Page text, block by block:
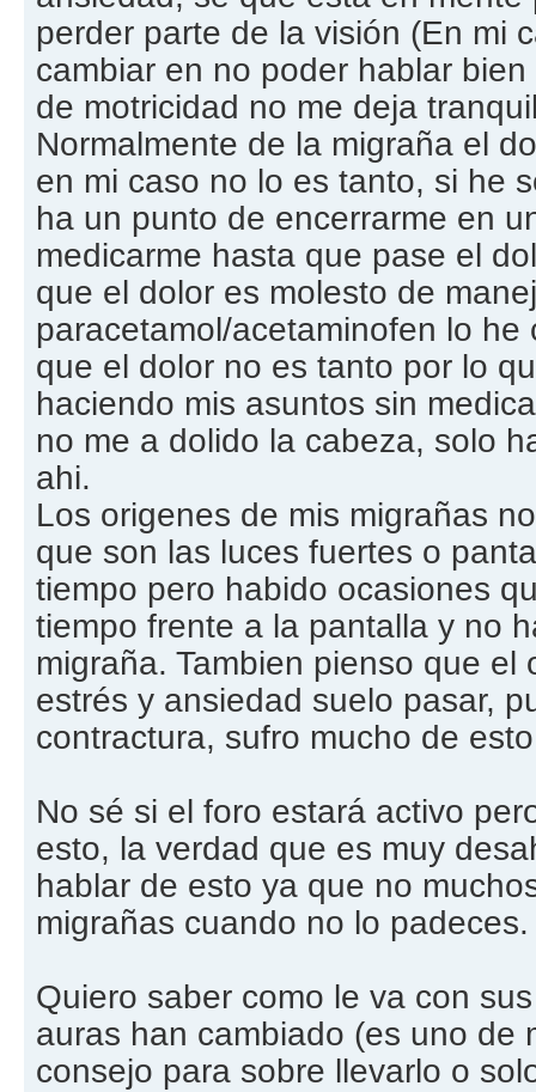
perder parte de la visión (En mi
cambiar en no poder hablar
de motricidad no me deja
Normalmente de la migraña el
en mi caso no lo es tanto, si he
ha un punto de encerrarme en
medicarme hasta que pase el
que el dolor es molesto de
paracetamol/acetaminofen lo
que el dolor no es tanto por lo
haciendo mis asuntos sin
no me a dolido la cabeza, solo
ahi.
Los origenes de mis migrañas
que son las luces fuertes o
tiempo pero habido ocasiones
tiempo frente a la pantalla y no
migraña. Tambien pienso que el
estrés y ansiedad suelo pasar,
contractura, sufro mucho de
No sé si el foro estará activo
esto, la verdad que es muy
hablar de esto ya que no
migrañas cuando no lo padeces.
Quiero saber como le va con
auras han cambiado (es uno de
consejo para sobre llevarlo o